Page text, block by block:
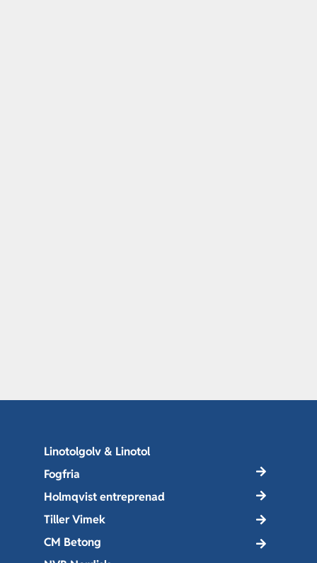
Linotolgolv & Linotol
Fogfria
Holmqvist entreprenad
Tiller Vimek
CM Betong